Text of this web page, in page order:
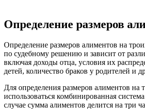
Определение размеров
Определение размеров алиментов на
по судебному решению и зависит от
включая доходы отца, условия их
детей, количество браков у родителей и
Для определения размеров алиментов на
использоваться комбинированная
случае сумма алиментов делится на три